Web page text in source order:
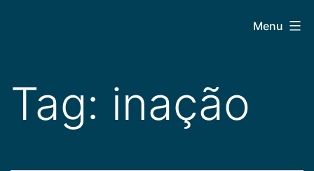
conteúdo
Menu
Tag: inação